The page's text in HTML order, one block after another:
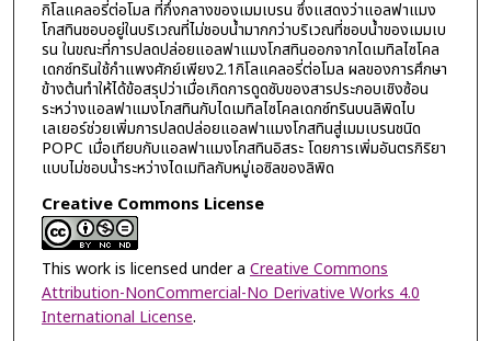
กิโลแคลอรี่ต่อโมล ที่กึ่งกลางของเมมเบรน ซึ่งแสดงว่าแอลฟาแมง
โกสทินชอบอยู่ในบริเวณที่ไม่ชอบน้ำมากกว่าบริเวณที่ชอบน้ำของเมมเบ
รน ในขณะที่การปลดปล่อยแอลฟาแมงโกสทินออกจากไดเมทิลไซโคล
เดกซ์ทรินใช้กำแพงศักย์เพียง2.1กิโลแคลอรี่ต่อโมล ผลของการศึกษา
ข้างต้นทำให้ได้ข้อสรุปว่าเมื่อเกิดการดูดซับของสารประกอบเชิงซ้อน
ระหว่างแอลฟาแมงโกสทินกับไดเมทิลไซโคลเดกซ์ทรินบนลิพิดไบ
เลเยอร์ช่วยเพิ่มการปลดปล่อยแอลฟาแมงโกสทินสู่เมมเบรนชนิด
POPC เมื่อเทียบกับแอลฟาแมงโกสทินอิสระ โดยการเพิ่มอันตรกิริยา
แบบไม่ชอบน้ำระหว่างไดเมทิลกับหมู่เอซิลของลิพิด
Creative Commons License
This work is licensed under a Creative Commons
Attribution-NonCommercial-No Derivative Works 4.0
International License.